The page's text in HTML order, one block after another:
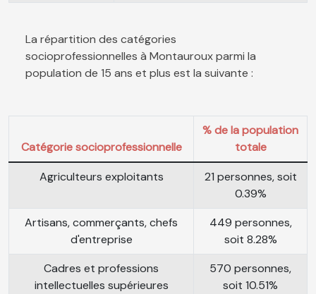
La répartition des catégories
socioprofessionnelles à Montauroux parmi la
population de 15 ans et plus est la suivante :
Catégorie socioprofessionnelle
% de la population
totale
Agriculteurs exploitants
21 personnes, soit
0.39%
Artisans, commerçants, chefs
d'entreprise
449 personnes,
soit 8.28%
Cadres et professions
intellectuelles supérieures
570 personnes,
soit 10.51%